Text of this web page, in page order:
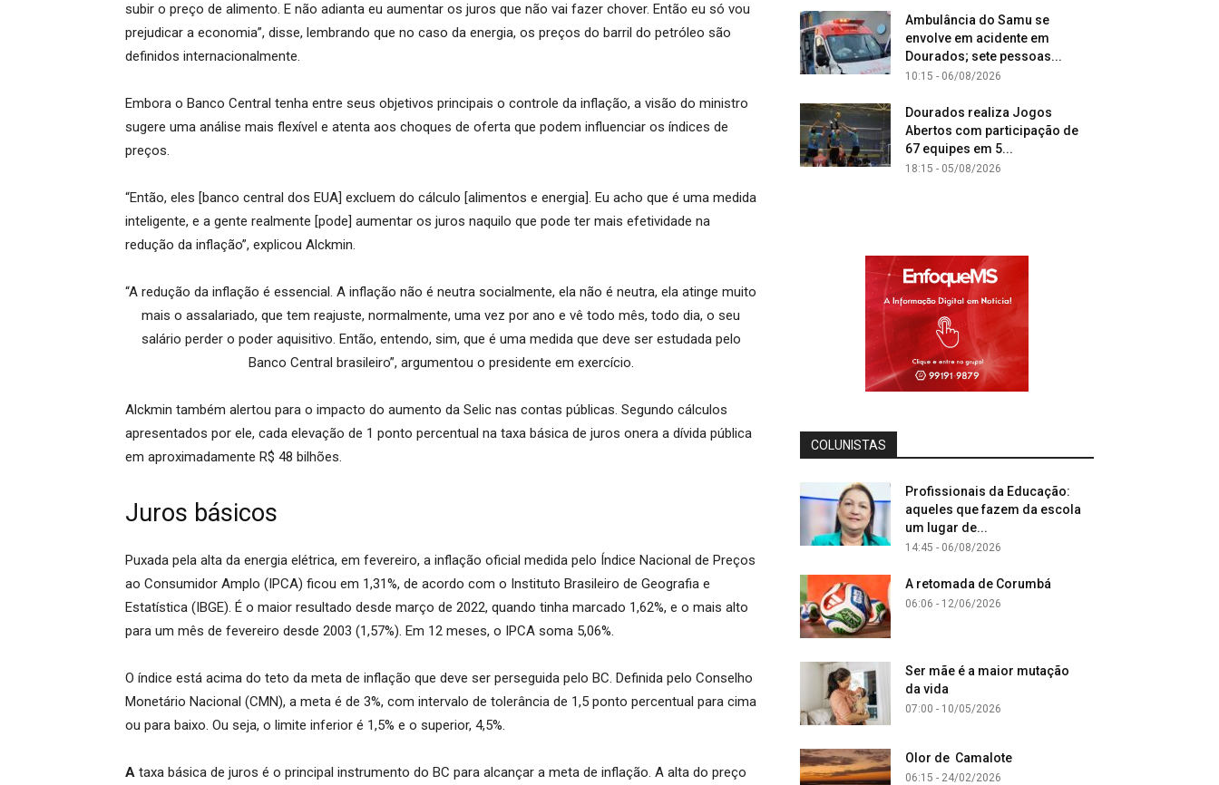
subir o preço de alimento. E não adianta eu aumentar os juros que não vai fazer chover. Então eu só vou
prejudicar a economia”, disse, lembrando que no caso da energia, os preços do barril do petróleo são
definidos internacionalmente.
Embora o Banco Central tenha entre seus objetivos principais o controle da inflação, a visão do ministro
sugere uma análise mais flexível e atenta aos choques de oferta que podem influenciar os índices de
preços.
“Então, eles [banco central dos EUA] excluem do cálculo [alimentos e energia]. Eu acho que é uma medida
inteligente, e a gente realmente [pode] aumentar os juros naquilo que pode ter mais efetividade na
redução da inflação”, explicou Alckmin.
“A redução da inflação é essencial. A inflação não é neutra socialmente, ela não é neutra, ela atinge muito
mais o assalariado, que tem reajuste, normalmente, uma vez por ano e vê todo mês, todo dia, o seu
salário perder o poder aquisitivo. Então, entendo, sim, que é uma medida que deve ser estudada pelo
Banco Central brasileiro”, argumentou o presidente em exercício.
Alckmin também alertou para o impacto do aumento da Selic nas contas públicas. Segundo cálculos
apresentados por ele, cada elevação de 1 ponto percentual na taxa básica de juros onera a dívida pública
em aproximadamente R$ 48 bilhões.
Juros básicos
Puxada pela alta da energia elétrica, em fevereiro, a inflação oficial medida pelo Índice Nacional de Preços
ao Consumidor Amplo (IPCA) ficou em 1,31%, de acordo com o Instituto Brasileiro de Geografia e
Estatística (IBGE). É o maior resultado desde março de 2022, quando tinha marcado 1,62%, e o mais alto
para um mês de fevereiro desde 2003 (1,57%). Em 12 meses, o IPCA soma 5,06%.
O índice está acima do teto da meta de inflação que deve ser perseguida pelo BC. Definida pelo Conselho
Monetário Nacional (CMN), a meta é de 3%, com intervalo de tolerância de 1,5 ponto percentual para cima
ou para baixo. Ou seja, o limite inferior é 1,5% e o superior, 4,5%.
A taxa básica de juros é o principal instrumento do BC para alcançar a meta de inflação. A alta do preço
Ambulância do Samu se
envolve em acidente em
Dourados; sete pessoas...
10:15 - 06/08/2026
Dourados realiza Jogos
Abertos com participação de
67 equipes em 5...
18:15 - 05/08/2026
COLUNISTAS
Profissionais da Educação:
aqueles que fazem da escola
um lugar de...
14:45 - 06/08/2026
A retomada de Corumbá
06:06 - 12/06/2026
Ser mãe é a maior mutação
da vida
07:00 - 10/05/2026
Olor de Camalote
06:15 - 24/02/2026